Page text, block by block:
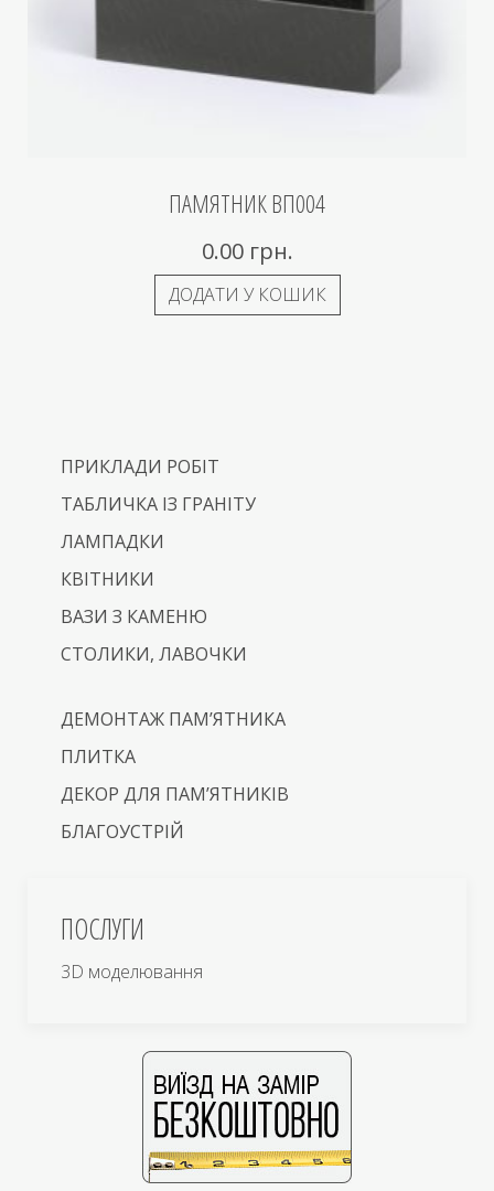
ПАМЯТНИК ВП004
0.00 грн.
ДОДАТИ У КОШИК
ПРИКЛАДИ РОБІТ
ТАБЛИЧКА ІЗ ГРАНІТУ
ЛАМПАДКИ
КВІТНИКИ
ВАЗИ З КАМЕНЮ
СТОЛИКИ, ЛАВОЧКИ
ДЕМОНТАЖ ПАМ’ЯТНИКА
ПЛИТКА
ДЕКОР ДЛЯ ПАМ’ЯТНИКІВ
БЛАГОУСТРІЙ
ПОСЛУГИ
3D моделювання